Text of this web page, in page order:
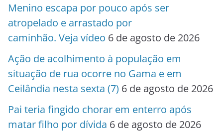
Menino escapa por pouco após ser
atropelado e arrastado por
caminhão. Veja vídeo 6 de agosto de 2026
Ação de acolhimento à população em
situação de rua ocorre no Gama e em
Ceilândia nesta sexta (7) 6 de agosto de 2026
Pai teria fingido chorar em enterro após
matar filho por dívida 6 de agosto de 2026